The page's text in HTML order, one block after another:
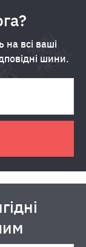
на всі ваші
шини.